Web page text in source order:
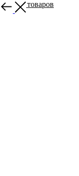
Больше товаров